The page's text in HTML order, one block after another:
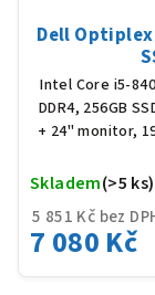
Dell Optiplex
Intel Core i5-
DDR4, 256GB
+ 24" monitor,
5 851 Kč bez
7 080 Kč
Skladem(>5 ks)